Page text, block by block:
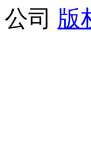
公司 版